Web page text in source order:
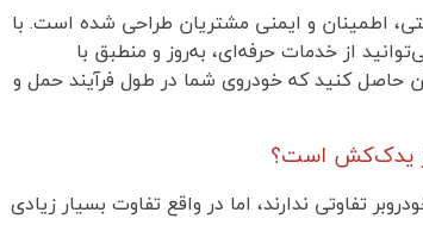
اطمینان و ایمنی مشتریان طراحی شده است. با
از خدمات حرفه‌ای، به‌روز و منطبق با
حاصل کنید که خودروی شما در طول فرآیند حمل و
از یدک‌کش است؟
تفاوتی ندارند، اما در واقع تفاوت بسیار زیادی